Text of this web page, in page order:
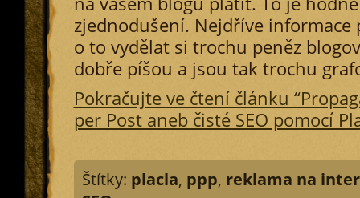
zjednodušení. Nejdříve informace
o to vydělat si trochu peněz
dobře píšou a jsou tak trochu
Pokračujte ve čtení článku
per Post aneb čisté SEO pomocí
Štítky: placla, ppp, reklama na